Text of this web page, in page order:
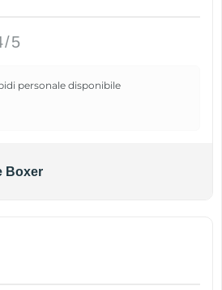
5
personale disponibile
Boxer